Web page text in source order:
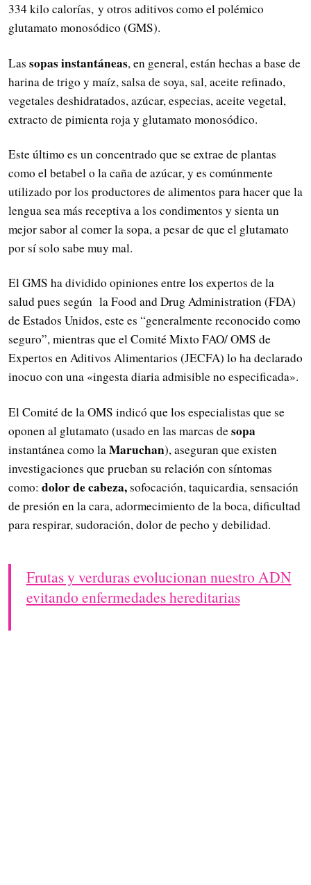
334 kilo calorías, y otros aditivos como el polémico
glutamato monosódico (GMS).
Las sopas instantáneas, en general, están hechas a base de
harina de trigo y maíz, salsa de soya, sal, aceite refinado,
vegetales deshidratados, azúcar, especias, aceite vegetal,
extracto de pimienta roja y glutamato monosódico.
Este último es un concentrado que se extrae de plantas
como el betabel o la caña de azúcar, y es comúnmente
utilizado por los productores de alimentos para hacer que la
lengua sea más receptiva a los condimentos y sienta un
mejor sabor al comer la sopa, a pesar de que el glutamato
por sí solo sabe muy mal.
El GMS ha dividido opiniones entre los expertos de la
salud pues según la Food and Drug Administration (FDA)
de Estados Unidos, este es “generalmente reconocido como
seguro”, mientras que el Comité Mixto FAO/ OMS de
Expertos en Aditivos Alimentarios (JECFA) lo ha declarado
inocuo con una «ingesta diaria admisible no especificada».
El Comité de la OMS indicó que los especialistas que se
oponen al glutamato (usado en las marcas desopa
instantánea como laMaruchan), aseguran que existen
investigaciones que prueban su relación con síntomas
como: dolor de cabeza,sofocación, taquicardia, sensación
de presión en la cara, adormecimiento de la boca, dificultad
para respirar, sudoración, dolor de pecho y debilidad.
Frutas y verduras evolucionan nuestro ADN
evitando enfermedades hereditarias